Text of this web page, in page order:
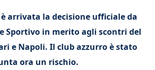
è arrivata la decisione ufficiale da
Sportivo in merito agli scontri del
e Napoli. Il club azzurro è stato
ora un rischio.